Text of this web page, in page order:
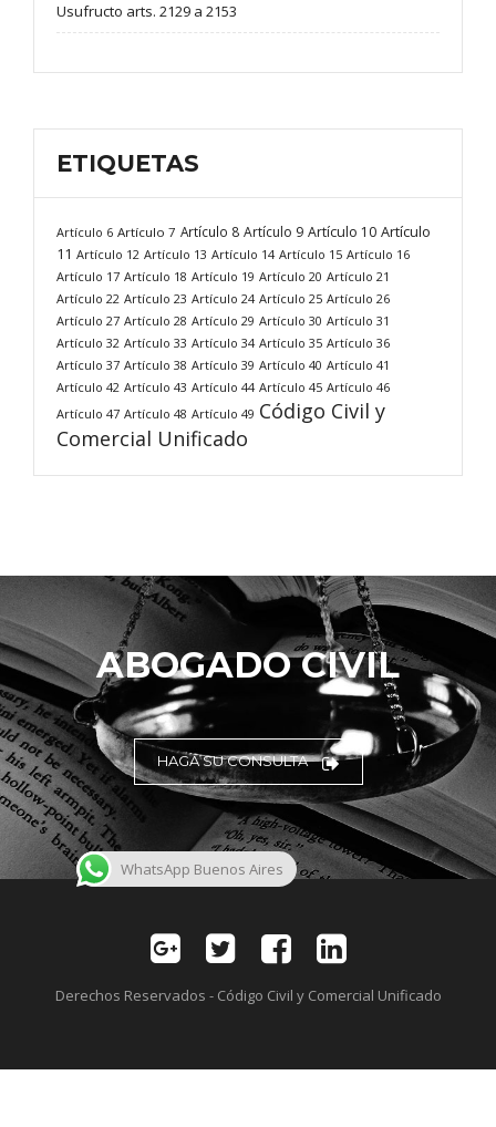
Usufructo arts. 2129 a 2153
ETIQUETAS
Artículo 6 Artículo 7 Artículo 8 Artículo 9 Artículo 10 Artículo
11 Artículo 12 Artículo 13 Artículo 14 Artículo 15 Artículo 16
Artículo 17 Artículo 18 Artículo 19 Artículo 20 Artículo 21
Artículo 22 Artículo 23 Artículo 24 Artículo 25 Artículo 26
Artículo 27 Artículo 28 Artículo 29 Artículo 30 Artículo 31
Artículo 32 Artículo 33 Artículo 34 Artículo 35 Artículo 36
Artículo 37 Artículo 38 Artículo 39 Artículo 40 Artículo 41
Artículo 42 Artículo 43 Artículo 44 Artículo 45 Artículo 46
Artículo 47 Artículo 48 Artículo 49 Código Civil y
Comercial Unificado
ABOGADO CIVIL
HAGA SU CONSULTA
Derechos Reservados - Código Civil y Comercial Unificado
WhatsApp Buenos Aires